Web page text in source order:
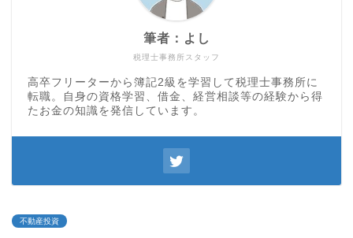
税理士事務所スタッフ
筆者：よし
高卒フリーターから簿記2級を学習して税理士事務所に
転職。自身の資格学習、借金、経営相談等の経験から得
たお金の知識を発信しています。
不動産投資